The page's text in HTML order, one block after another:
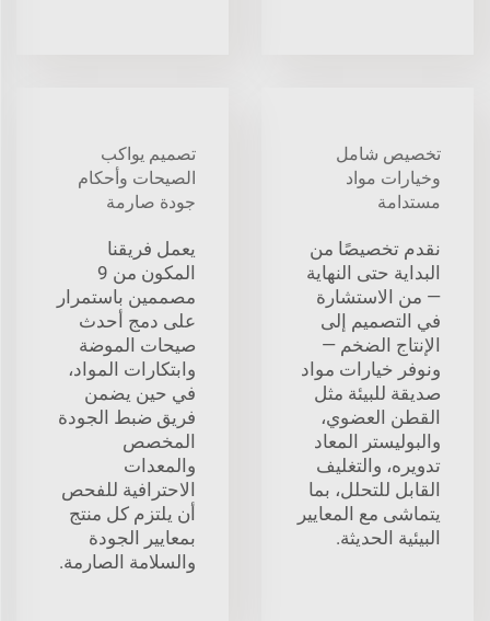
تخصيص شامل
وخيارات مواد
مستدامة
نقدم تخصيصًا من
البداية حتى النهاية
— من الاستشارة
في التصميم إلى
الإنتاج الضخم —
ونوفر خيارات مواد
صديقة للبيئة مثل
القطن العضوي،
والبوليستر المعاد
تدويره، والتغليف
القابل للتحلل، بما
يتماشى مع المعايير
البيئية الحديثة.
تصميم يواكب
الصيحات وأحكام
جودة صارمة
يعمل فريقنا
المكون من 9
مصممين باستمرار
على دمج أحدث
صيحات الموضة
وابتكارات المواد،
في حين يضمن
فريق ضبط الجودة
المخصص
والمعدات
الاحترافية للفحص
أن يلتزم كل منتج
بمعايير الجودة
والسلامة الصارمة.